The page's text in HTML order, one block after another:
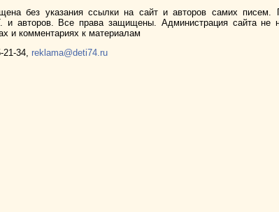
без указания ссылки на сайт и авторов самих писем.
и авторов. Все права защищены. Администрация сайта не
и комментариях к материалам
21-34,reklama@deti74.ru